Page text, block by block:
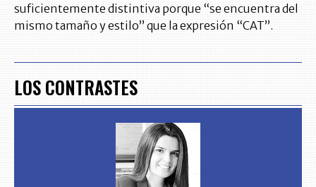
suficientemente distintiva porque “se encuentra del
mismo tamaño y estilo” que la expresión “CAT”.
LOS CONTRASTES